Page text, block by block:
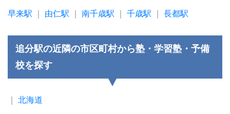
早来駅 由仁駅 南千歳駅 千歳駅 長都駅
追分駅の近隣の市区町村から塾・学習塾・予備
校を探す
北海道